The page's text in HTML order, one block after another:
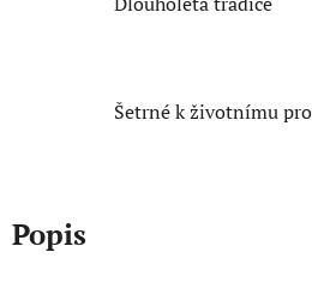
Šetrné k životnímu
Popis